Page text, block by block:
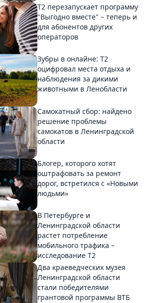
Т2 перезапускает программу
"Выгодно вместе" – теперь и
для абонентов других
операторов
Зубры в онлайне: Т2
оцифровал места отдыха и
наблюдения за дикими
животными в Ленобласти
Самокатный сбор: найдено
решение проблемы
самокатов в Ленинградской
области
Блогер, которого хотят
оштрафовать за ремонт
дорог, встретился с «Новыми
людьми»
В Петербурге и
Ленинградской области
растет потребление
мобильного трафика –
исследование T2
Два краеведческих музея
Ленинградской области
стали победителями
грантовой программы ВТБ